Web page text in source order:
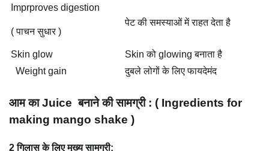
Imprproves digestion
( पाचन सुधार )
पेट की समस्याओं में राहत देता है
Skin glow
Skin को glowing बनाता है
Weight gain
दुबले लोगों के लिए फायदेमंद
आम का Juice बनाने की सामग्री : ( Ingredients for
making mango shake )
2 गिलास के लिए मुख्य सामग्री: